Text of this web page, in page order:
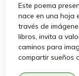
Este poema
nace en una hoja
través de
libros, invita a
caminos para
compartir sueños